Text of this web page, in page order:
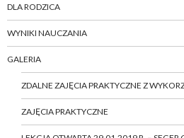
DLA RODZICA
WYNIKI NAUCZANIA
GALERIA
ZDALNE ZAJĘCIA PRAKTYCZNE Z
ZAJĘCIA PRAKTYCZNE